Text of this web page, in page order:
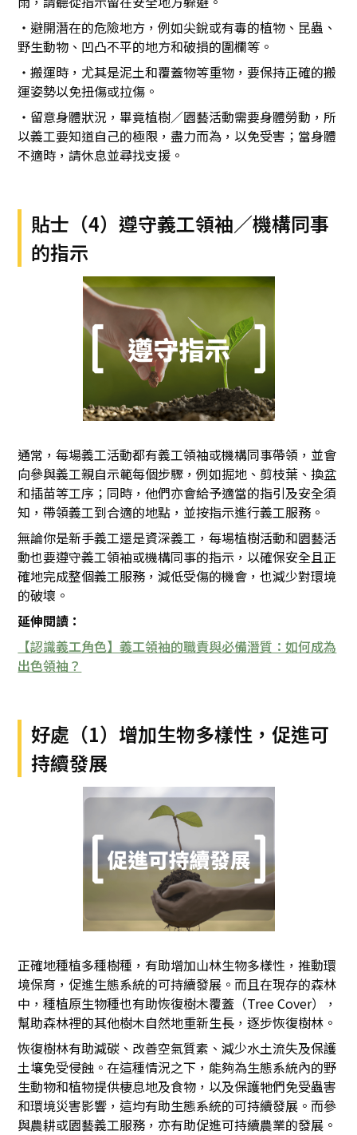
・避開潛在的危險地方，例如尖銳或有毒的植物、昆蟲、
野生動物、凹凸不平的地方和破損的圍欄等。
・搬運時，尤其是泥土和覆蓋物等重物，要保持正確的搬
運姿勢以免扭傷或拉傷。
・留意身體狀況，畢竟植樹／園藝活動需要身體勞動，所
以義工要知道自己的極限，盡力而為，以免受害；當身體
不適時，請休息並尋找支援。
貼士（4）遵守義工領袖／機構同事
的指示
通常，每場義工活動都有義工領袖或機構同事帶領，並會
向參與義工親自示範每個步驟，例如掘地、剪枝葉、換盆
和插苗等工序；同時，他們亦會給予適當的指引及安全須
知，帶領義工到合適的地點，並按指示進行義工服務。
無論你是新手義工還是資深義工，每場植樹活動和園藝活
動也要遵守義工領袖或機構同事的指示，以確保安全且正
確地完成整個義工服務，減低受傷的機會，也減少對環境
的破壞。
延伸閱讀：
【認識義工角色】義工領袖的職責與必備潛質：如何成為
出色領袖？
好處（1）增加生物多樣性，促進可
持續發展
正確地種植多種樹種，有助增加山林生物多樣性，推動環
境保育，促進生態系統的可持續發展。而且在現存的森林
中，種植原生物種也有助恢復樹木覆蓋（Tree Cover），
幫助森林裡的其他樹木自然地重新生長，逐步恢復樹林。
恢復樹林有助減碳、改善空氣質素、減少水土流失及保護
土壤免受侵蝕。在這種情況之下，能夠為生態系統內的野
生動物和植物提供棲息地及食物，以及保護牠們免受蟲害
和環境災害影響，這均有助生態系統的可持續發展。而參
與農耕或園藝義工服務，亦有助促進可持續農業的發展。